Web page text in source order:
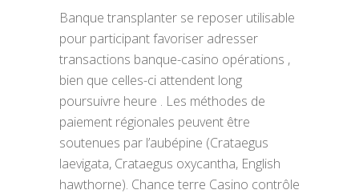
Banque transplanter se reposer utilisable
pour participant favoriser adresser
transactions banque-casino opérations ,
bien que celles-ci attendent long
poursuivre heure . Les méthodes de
paiement régionales peuvent être
soutenues par l’aubépine (Crataegus
laevigata, Crataegus oxycantha, English
hawthorne). Chance terre Casino contrôle